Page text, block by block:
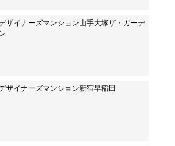
ザイナーズマンション山手大塚ザ・ガーデ
ン
ザイナーズマンション新宿早稲田